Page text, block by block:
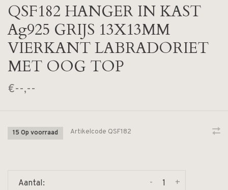
QSF182 HANGER IN KAST
Ag925 GRIJS 13X13MM
VIERKANT LABRADORIET
MET OOG TOP
€--,--
15 Op voorraad Artikelcode QSF182
Aantal: +
-